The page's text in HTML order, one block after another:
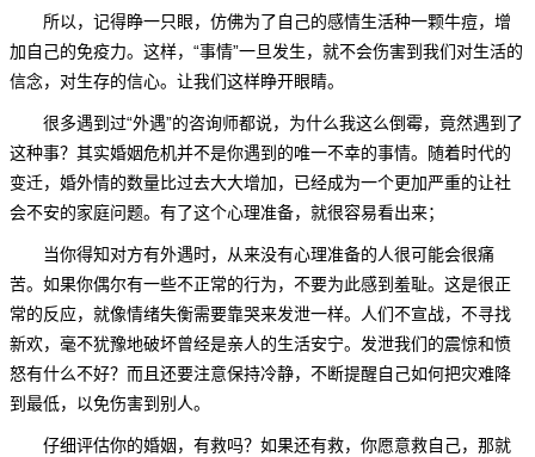
所以，记得睁一只眼，仿佛为了自己的感情生活种一颗牛痘，增
加自己的免疫力。这样，“事情”一旦发生，就不会伤害到我们对生活的
信念，对生存的信心。让我们这样睁开眼睛。
很多遇到过“外遇”的咨询师都说，为什么我这么倒霉，竟然遇到了
这种事？其实婚姻危机并不是你遇到的唯一不幸的事情。随着时代的
变迁，婚外情的数量比过去大大增加，已经成为一个更加严重的让社
会不安的家庭问题。有了这个心理准备，就很容易看出来；
当你得知对方有外遇时，从来没有心理准备的人很可能会很痛
苦。如果你偶尔有一些不正常的行为，不要为此感到羞耻。这是很正
常的反应，就像情绪失衡需要靠哭来发泄一样。人们不宣战，不寻找
新欢，毫不犹豫地破坏曾经是亲人的生活安宁。发泄我们的震惊和愤
怒有什么不好？而且还要注意保持冷静，不断提醒自己如何把灾难降
到最低，以免伤害到别人。
仔细评估你的婚姻，有救吗？如果还有救，你愿意救自己，那就